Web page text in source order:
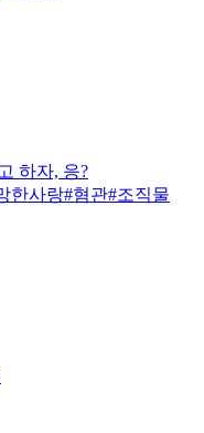
하자, 응?
한사랑#혐관#조직물